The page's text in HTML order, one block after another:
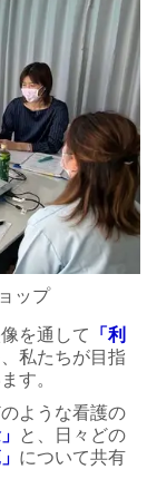
ップ
を通して
「利
私たちが目指
す。
ような看護の
と、日々どの
について共有